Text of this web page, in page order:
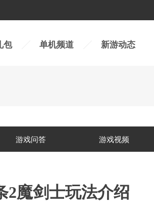
包 单机频道 新游动态
游戏问答 游戏视频
2魔剑士玩法介绍